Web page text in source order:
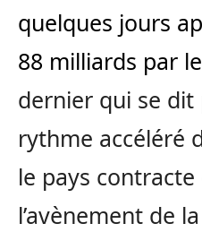
quelques jours
88 milliards par
dernier qui se dit
rythme accéléré
le pays contracte
l’avènement de